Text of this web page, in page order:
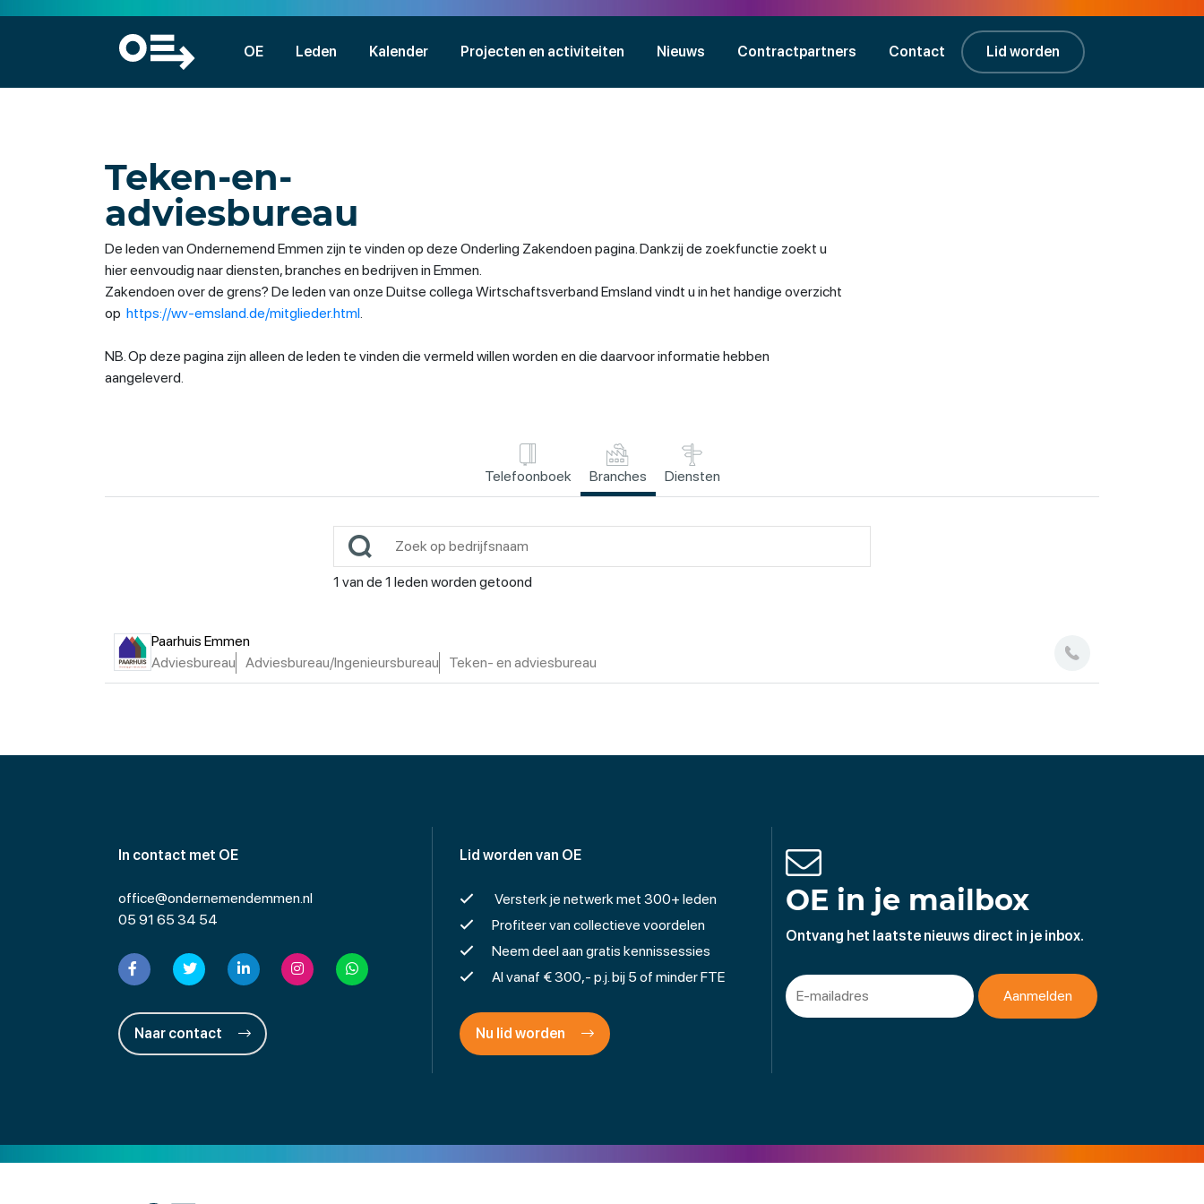
OE Leden Kalender Projecten en activiteiten Nieuws Contractpartners Contact Lid worden
Teken-en-
adviesbureau
De leden van Ondernemend Emmen zijn te vinden op deze Onderling Zakendoen pagina. Dankzij de zoekfunctie zoekt u
hier eenvoudig naar diensten, branches en bedrijven in Emmen.
Zakendoen over de grens? De leden van onze Duitse collega Wirtschaftsverband Emsland vindt u in het handige overzicht
op https://wv-emsland.de/mitglieder.html.
NB. Op deze pagina zijn alleen de leden te vinden die vermeld willen worden en die daarvoor informatie hebben
aangeleverd.
Telefoonboek Branches Diensten
1 van de 1 leden worden getoond
Paarhuis Emmen
Adviesbureau
Adviesbureau/Ingenieursbureau Teken- en adviesbureau
In contact met OE
office@ondernemendemmen.nl
05 91 65 34 54
Naar contact
Lid worden van OE
Versterk je netwerk met 300+ leden
Profiteer van collectieve voordelen
Neem deel aan gratis kennissessies
Al vanaf € 300,- p.j. bij 5 of minder FTE
Nu lid worden
OE in je mailbox
Ontvang het laatste nieuws direct in je inbox.